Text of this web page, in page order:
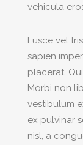
vehicula
Fusce vel
sapien
placerat.
Morbi non
vestibulum
ex pulvinar
nisl, a